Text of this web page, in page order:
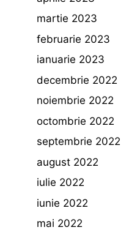
martie 2023
februarie 2023
ianuarie 2023
decembrie 2022
noiembrie 2022
octombrie 2022
septembrie 2022
august 2022
iulie 2022
iunie 2022
mai 2022